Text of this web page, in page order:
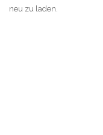
neu zu laden.